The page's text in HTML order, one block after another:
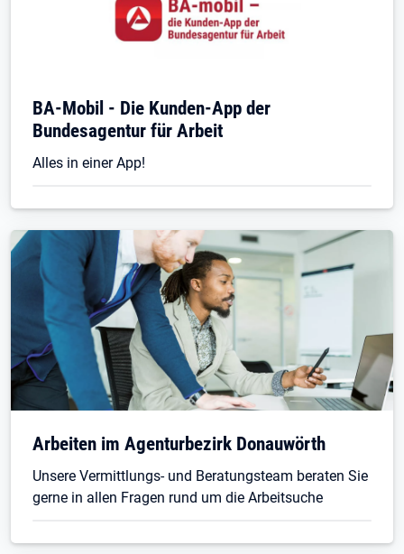
BA-Mobil - Die Kunden-App der
Bundesagentur für Arbeit
Alles in einer App!
Arbeiten im Agenturbezirk Donauwörth
Unsere Vermittlungs- und Beratungsteam beraten Sie
gerne in allen Fragen rund um die Arbeitsuche